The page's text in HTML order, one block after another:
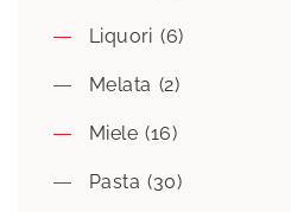
Liquori (6)
Melata (2)
Miele (16)
Pasta (30)